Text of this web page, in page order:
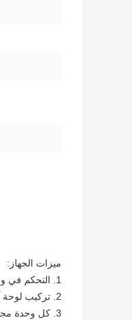
ميزات الجهاز:
1. التحكم في وحدة التحكم الرئيسية وكل وحدة تحكم مع نظام تعديل العرض ، وتخزين الطلب المتكرر ، وسهل التشغيل.
2. تركيب لوحة آلية ، إعادة ضبط تلقائي ، تغيير سريع للطلب.
3. كل وحدة مجهزة بمفتاح إيقاف الطوارئ لضمان التشغيل الآمن.